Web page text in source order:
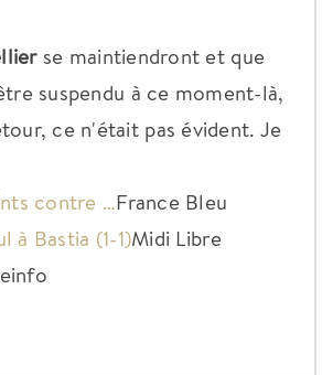
se maintiendront et que
suspendu à ce moment-là,
ce n'était pas évident. Je
contre …France Bleu
Bastia (1-1)Midi Libre